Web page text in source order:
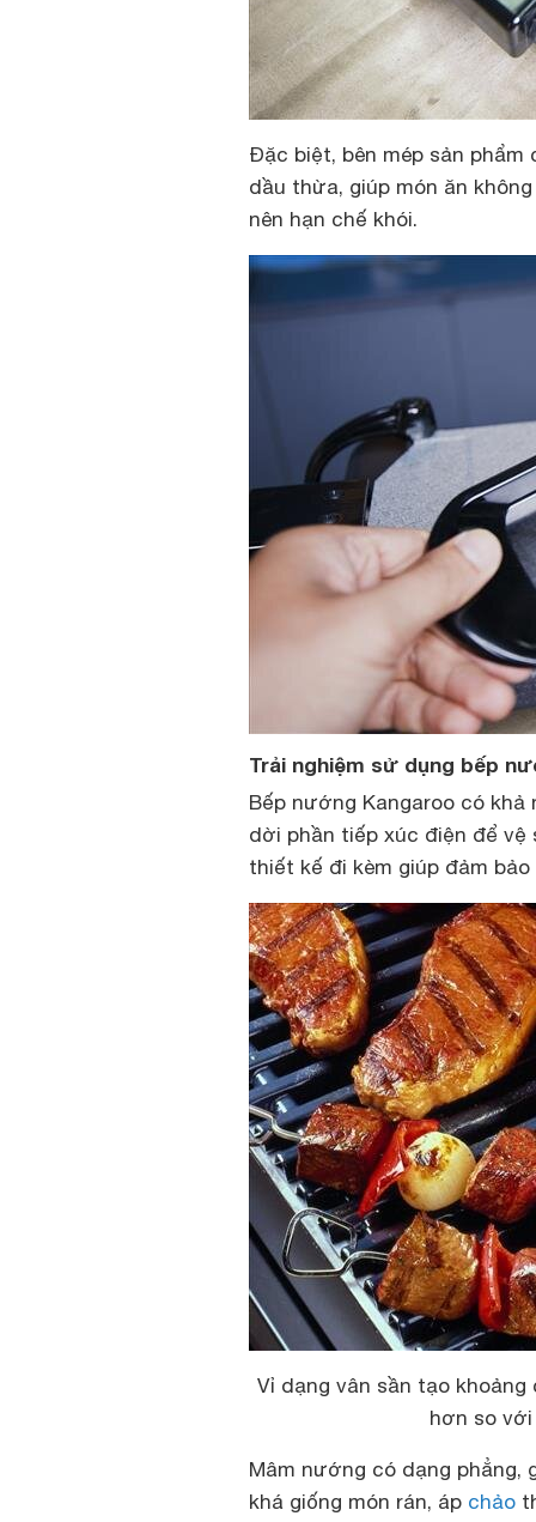
Đặc biệt, bên mép sản
dầu thừa, giúp món ăn
nên hạn chế khói.
Trải nghiệm sử dụng bếp
Bếp nướng Kangaroo có
dời phần tiếp xúc điện để
thiết kế đi kèm giúp đảm
Vỉ dạng vân sần tạo
hơn so
Mâm nướng có dạng phẳng,
khá giống món rán, áp chảo